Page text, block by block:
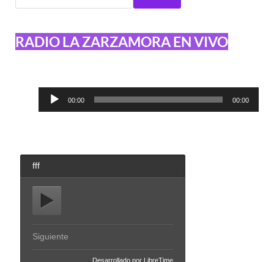
RADIO LA ZARZAMORA EN VIVO
Reproductor
00:00 00:00